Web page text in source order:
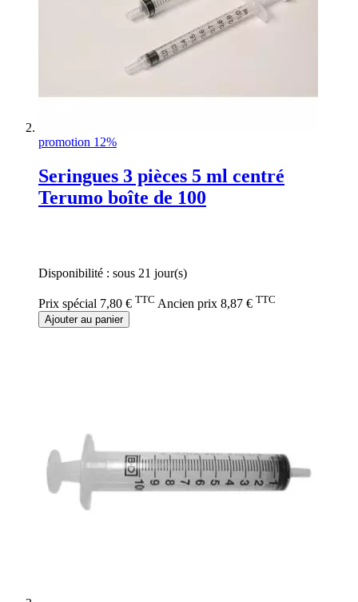
promotion 12%
Seringues 3 pièces 5 ml centré
Terumo boîte de 100
Disponibilité : sous 21 jour(s)
Prix spécial 7,80 € TTC Ancien prix 8,87 € TTC
Ajouter au panier